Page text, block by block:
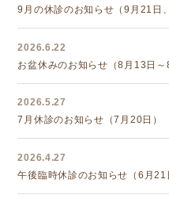
9月の休診のお知らせ（9月21日
2026.6.22
お盆休みのお知らせ（8月13日～
2026.5.27
7月休診のお知らせ（7月20日）
2026.4.27
午後臨時休診のお知らせ（6月21